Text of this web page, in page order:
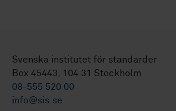
Svenska institutet för standarder
Box 45443, 104 31 Stockholm
08-555 520 00
info@sis.se